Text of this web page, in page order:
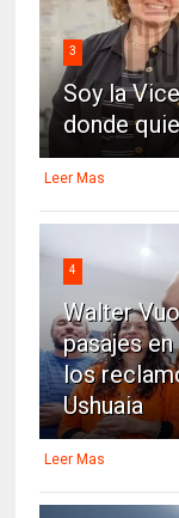
3
Soy la
donde
Leer Mas
4
Walter
pasajes
los
Ushuaia
Leer Mas